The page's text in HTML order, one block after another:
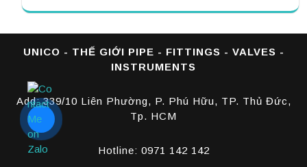
UNICO - THẾ GIỚI PIPE - FITTINGS - VALVES -
INSTRUMENTS
Add: 339/10 Liên Phường, P. Phú Hữu, TP. Thủ Đức,
Tp. HCM
Hotline: 0971 142 142